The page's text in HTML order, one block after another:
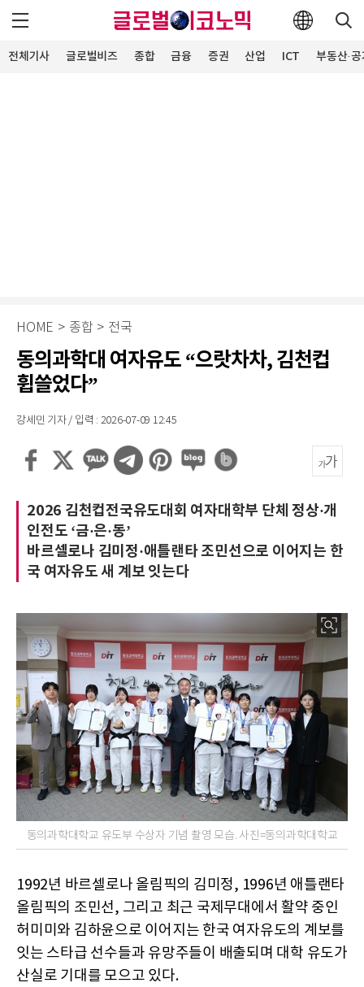
전체기사 글로벌비즈 종합 금융 증권 산업 ICT 부동산·
HOME > 종합 > 전국
동의과학대 여자유도 “으랏차차, 김천컵
휩쓸었다”
강세민 기자 / 입력 : 2026-07-09 12:45
2026 김천컵전국유도대회 여자대학부 단체 정상·개
인전도 ‘금·은·동’
바르셀로나 김미정·애틀랜타 조민선으로 이어지는 한
국 여자유도 새 계보 잇는다
동의과학대학교 유도부 수상자 기념 촬영 모습. 사진=동의과학대학교
1992년 바르셀로나 올림픽의 김미정, 1996년 애틀랜타
올림픽의 조민선, 그리고 최근 국제무대에서 활약 중인
허미미와 김하윤으로 이어지는 한국 여자유도의 계보를
잇는 스타급 선수들과 유망주들이 배출되며 대학 유도가
산실로 기대를 모으고 있다.